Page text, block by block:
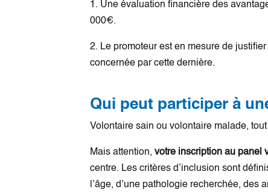
1. Une évaluation financière des
000€.
2. Le promoteur est en mesure de
concernée par cette dernière.
Qui peut participer à
Volontaire sain ou volontaire malade,
Mais attention,votre inscription au panel
centre. Les critères d’inclusion sont
l’âge, d’une pathologie recherchée,